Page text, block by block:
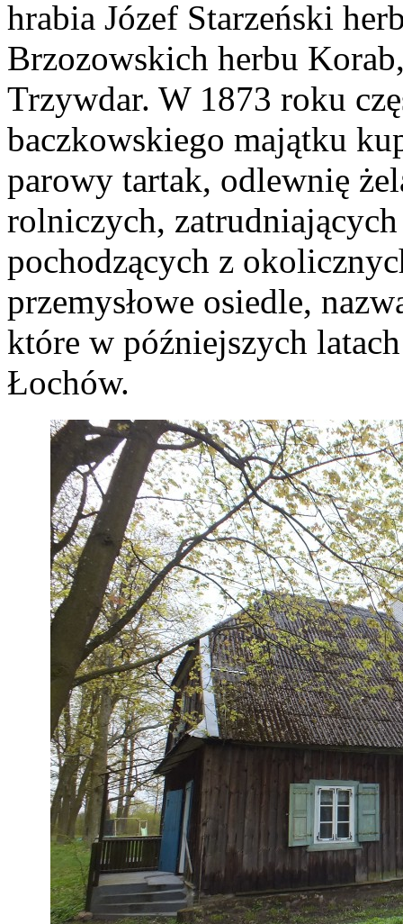
hrabia Józef Starzeński
Brzozowskich herbu
Trzywdar. W 1873 roku
baczkowskiego majątku
parowy tartak, odlewnię
rolniczych,
pochodzących z
przemysłowe osiedle,
które w późniejszych
Łochów.